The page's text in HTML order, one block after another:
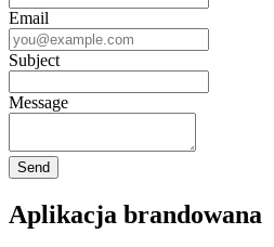
Email
Subject
Message
Aplikacja brandowana